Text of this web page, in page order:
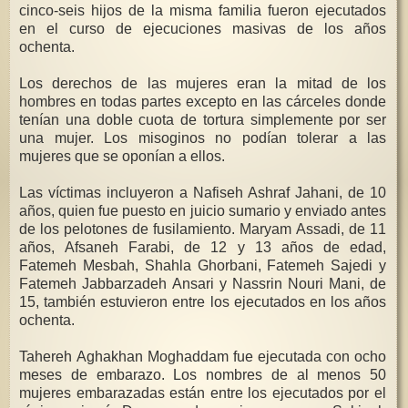
cinco-seis hijos de la misma familia fueron ejecutados
en el curso de ejecuciones masivas de los años
ochenta.
Los derechos de las mujeres eran la mitad de los
hombres en todas partes excepto en las cárceles donde
tenían una doble cuota de tortura simplemente por ser
una mujer. Los misoginos no podían tolerar a las
mujeres que se oponían a ellos.
Las víctimas incluyeron a Nafiseh Ashraf Jahani, de 10
años, quien fue puesto en juicio sumario y enviado antes
de los pelotones de fusilamiento. Maryam Assadi, de 11
años, Afsaneh Farabi, de 12 y 13 años de edad,
Fatemeh Mesbah, Shahla Ghorbani, Fatemeh Sajedi y
Fatemeh Jabbarzadeh Ansari y Nassrin Nouri Mani, de
15, también estuvieron entre los ejecutados en los años
ochenta.
Tahereh Aghakhan Moghaddam fue ejecutada con ocho
meses de embarazo. Los nombres de al menos 50
mujeres embarazadas están entre los ejecutados por el